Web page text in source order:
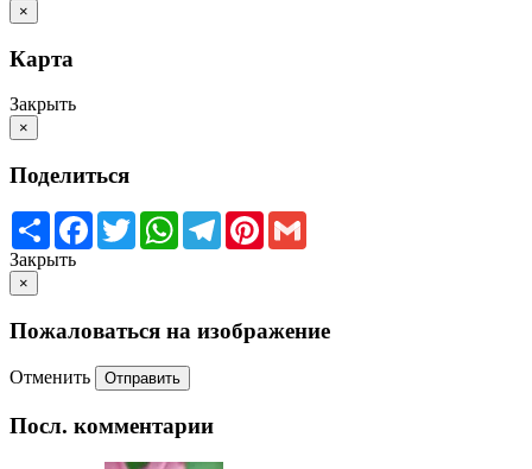
×
Карта
Закрыть
×
Поделиться
Share Facebook
TwitterWhatsApp
TelegramPinterest
Закрыть
×
Пожаловаться на изображение
Отменить Отправить
Посл. комментарии